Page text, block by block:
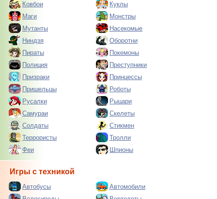
Ковбои
Куклы
Маги
Монстры
Мутанты
Насекомые
Ниндзя
Оборотни
Пираты
Покемоны
Полиция
Преступники
Призраки
Принцессы
Пришельцы
Роботы
Русалки
Рыцари
Самураи
Скелеты
Солдаты
Стикмен
Террористы
Тролли
Феи
Шпионы
Игры с техникой
Автобусы
Автомобили